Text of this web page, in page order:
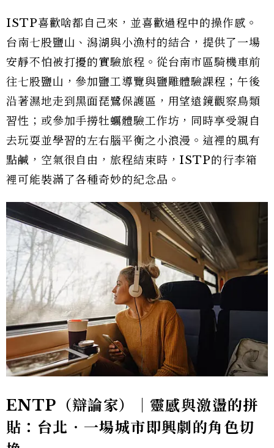
ISTP喜歡啥都自己來，並喜歡過程中的操作感。
台南七股鹽山、潟湖與小漁村的結合，提供了一場
安靜不怕被打擾的實驗旅程。從台南市區騎機車前
往七股鹽山，參加鹽工導覽與鹽雕體驗課程；午後
沿著濕地走到黑面琵鷺保護區，用望遠鏡觀察鳥類
習性；或參加手撈牡蠣體驗工作坊，同時享受親自
去玩耍並學習的左右腦平衡之小浪漫。這裡的風有
點鹹，空氣很自由，旅程結束時，ISTP的行李箱
裡可能裝滿了各種奇妙的紀念品。
ENTP（辯論家）｜靈感與激盪的拼
貼：台北‧一場城市即興劇的角色切